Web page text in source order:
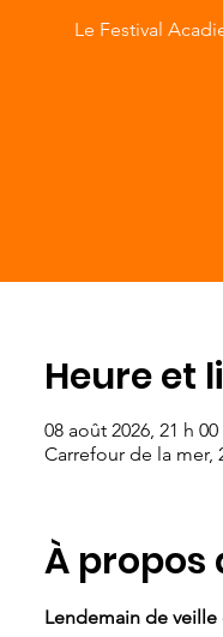
Le Festival
Heure et
08 août 2026, 21 h 00
Carrefour de la mer,
À propos
Lendemain de veille